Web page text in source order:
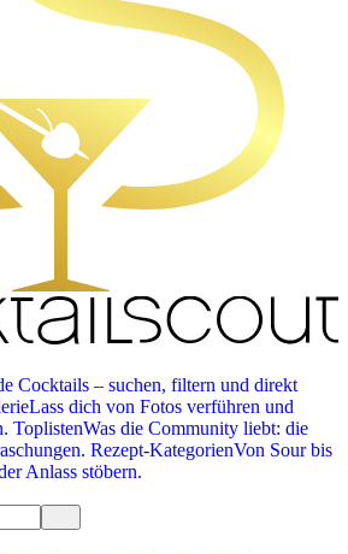
Cocktails – suchen, filtern und direkt
Lass dich von Fotos verführen und
ToplistenWas die Community liebt: die
Rezept-KategorienVon Sour bis
Anlass stöbern.